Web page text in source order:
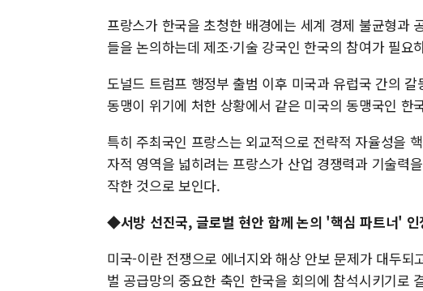
프랑스가 한국을 초청한 배경에는 세계 경제 불균형과
들을 논의하는데 제조·기술 강국인 한국의 참여가 필
도널드 트럼프 행정부 출범 이후 미국과 유럽국 간의
동맹이 위기에 처한 상황에서 같은 미국의 동맹국인 한
특히 주최국인 프랑스는 외교적으로 전략적 자율성을
자적 영역을 넓히려는 프랑스가 산업 경쟁력과 기술력
작한 것으로 보인다.
◆서방 선진국, 글로벌 현안 함께 논의 '핵심 파트너' 인
미국-이란 전쟁으로 에너지와 해상 안보 문제가 대두
벌 공급망의 중요한 축인 한국을 회의에 참석시키기로